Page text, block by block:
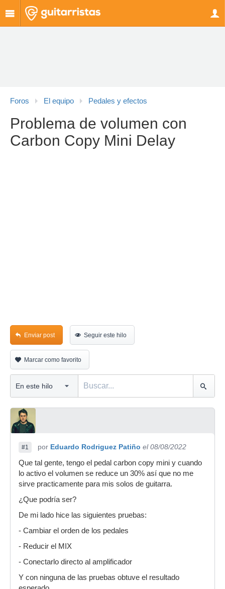
Foros El equipo Pedales y efectos
Problema de volumen con
Carbon Copy Mini Delay
Enviar post Seguir este hilo
Marcar como favorito
#1 por Eduardo Rodriguez Patiño el 08/08/2022
Que tal gente, tengo el pedal carbon copy mini y cuando
lo activo el volumen se reduce un 30% así que no me
sirve practicamente para mis solos de guitarra.
¿Que podría ser?
De mi lado hice las siguientes pruebas:
- Cambiar el orden de los pedales
- Reducir el MIX
- Conectarlo directo al amplificador
Y con ninguna de las pruebas obtuve el resultado